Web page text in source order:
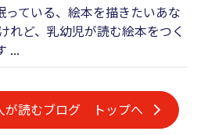
っている、絵本を描きたいあな
れど、乳幼児が読む絵本をつく
...
が読むブログ トップへ